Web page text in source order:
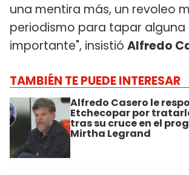
una mentira más, un revoleo
periodismo para tapar alguna
importante", insistió Alfredo
TAMBIÉN TE PUEDE INTERESAR
Alfredo Casero le
Etchecopar por
tras su cruce en el
Mirtha Legrand